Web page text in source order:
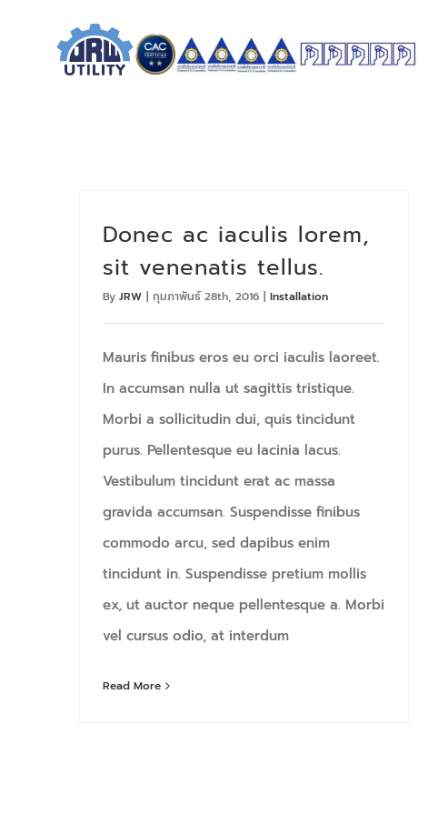
Donec ac iaculis lorem,
sit venenatis tellus.
By JRW | กุมภาพันธ์ 28th, 2016 | Installation
Mauris finibus eros eu orci iaculis laoreet.
In accumsan nulla ut sagittis tristique.
Morbi a sollicitudin dui, quis tincidunt
purus. Pellentesque eu lacinia lacus.
Vestibulum tincidunt erat ac massa
gravida accumsan. Suspendisse finibus
commodo arcu, sed dapibus enim
tincidunt in. Suspendisse pretium mollis
ex, ut auctor neque pellentesque a. Morbi
vel cursus odio, at interdum
Read More